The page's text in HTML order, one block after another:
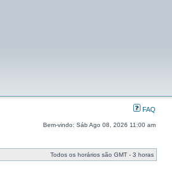
FAQ
Bem-vindo: Sáb Ago 08, 2026 11:00 am
Todos os horários são GMT - 3 horas